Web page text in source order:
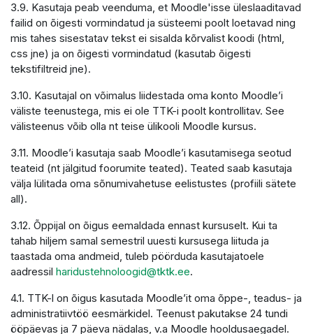
3.9. Kasutaja peab veenduma, et Moodle'isse üleslaaditavad
failid on õigesti vormindatud ja süsteemi poolt loetavad ning
mis tahes sisestatav tekst ei sisalda kõrvalist koodi (html,
css jne) ja on õigesti vormindatud (kasutab õigesti
tekstifiltreid jne).
3.10. Kasutajal on võimalus liidestada oma konto Moodle’i
väliste teenustega, mis ei ole TTK-i poolt kontrollitav. See
välisteenus võib olla nt teise ülikooli Moodle kursus.
3.11. Moodle’i kasutaja saab Moodle’i kasutamisega seotud
teateid (nt jälgitud foorumite teated). Teated saab kasutaja
välja lülitada oma sõnumivahetuse eelistustes (profiili sätete
all).
3.12. Õppijal on õigus eemaldada ennast kursuselt. Kui ta
tahab hiljem samal semestril uuesti kursusega liituda ja
taastada oma andmeid, tuleb pöörduda kasutajatoele
aadressil haridustehnoloogid@tktk.ee.
4.1. TTK-l on õigus kasutada Moodle’it oma õppe-, teadus- ja
administratiivtöö eesmärkidel. Teenust pakutakse 24 tundi
ööpäevas ja 7 päeva nädalas, v.a Moodle hooldusaegadel.